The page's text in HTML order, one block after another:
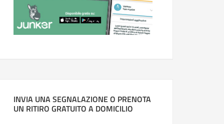
INVIA UNA SEGNALAZIONE O PRENOTA
UN RITIRO GRATUITO A DOMICILIO